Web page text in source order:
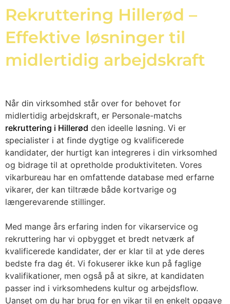
Rekruttering Hillerød –
Effektive løsninger til
midlertidig arbejdskraft
Når din virksomhed står over for behovet for
midlertidig arbejdskraft, er Personale-matchs
rekruttering i Hillerød den ideelle løsning. Vi er
specialister i at finde dygtige og kvalificerede
kandidater, der hurtigt kan integreres i din virksomhed
og bidrage til at opretholde produktiviteten. Vores
vikarbureau har en omfattende database med erfarne
vikarer, der kan tiltræde både kortvarige og
længerevarende stillinger.
Med mange års erfaring inden for vikarservice og
rekruttering har vi opbygget et bredt netværk af
kvalificerede kandidater, der er klar til at yde deres
bedste fra dag ét. Vi fokuserer ikke kun på faglige
kvalifikationer, men også på at sikre, at kandidaten
passer ind i virksomhedens kultur og arbejdsflow.
Uanset om du har brug for en vikar til en enkelt opgave